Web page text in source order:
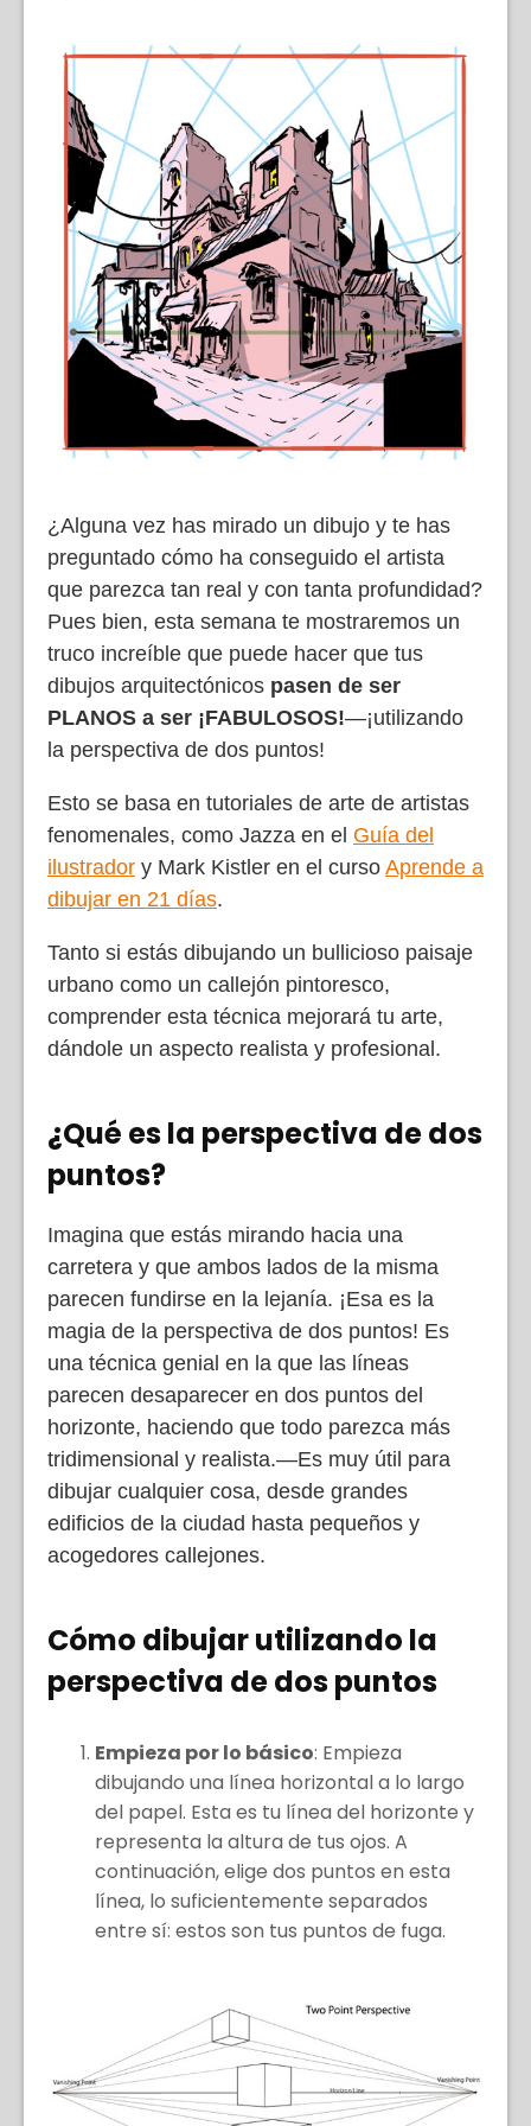
¿Alguna vez has mirado un dibujo y te has
preguntado cómo ha conseguido el artista
que parezca tan real y con tanta profundidad?
Pues bien, esta semana te mostraremos un
truco increíble que puede hacer que tus
dibujos arquitectónicos pasen de ser
PLANOS a ser ¡FABULOSOS!—¡utilizando
la perspectiva de dos puntos!
Esto se basa en tutoriales de arte de artistas
fenomenales, como Jazza en el Guía del
ilustrador y Mark Kistler en el curso Aprende a
dibujar en 21 días.
Tanto si estás dibujando un bullicioso paisaje
urbano como un callejón pintoresco,
comprender esta técnica mejorará tu arte,
dándole un aspecto realista y profesional.
¿Qué es la perspectiva de dos
puntos?
Imagina que estás mirando hacia una
carretera y que ambos lados de la misma
parecen fundirse en la lejanía. ¡Esa es la
magia de la perspectiva de dos puntos! Es
una técnica genial en la que las líneas
parecen desaparecer en dos puntos del
horizonte, haciendo que todo parezca más
tridimensional y realista.—Es muy útil para
dibujar cualquier cosa, desde grandes
edificios de la ciudad hasta pequeños y
acogedores callejones.
Cómo dibujar utilizando la
perspectiva de dos puntos
Empieza por lo básico: Empieza
dibujando una línea horizontal a lo largo
del papel. Esta es tu línea del horizonte y
representa la altura de tus ojos. A
continuación, elige dos puntos en esta
línea, lo suficientemente separados
entre sí: estos son tus puntos de fuga.